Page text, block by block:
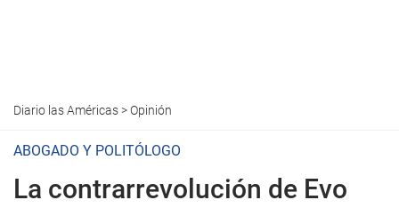
Diario las Américas>Opinión
ABOGADO Y POLITÓLOGO
La contrarrevolución de Evo